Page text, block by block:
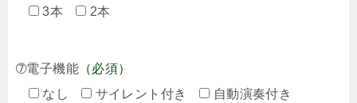
3本
2本
➆電子機能 （必須）
なし
サイレント付き 自動演奏付き